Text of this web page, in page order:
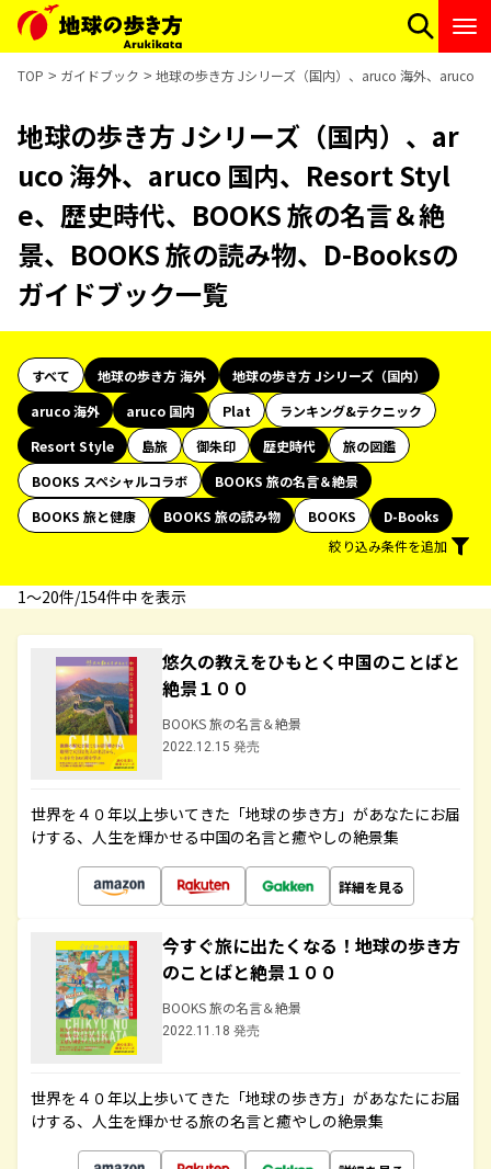
TOP ガイドブック 地球の歩き方 Jシリーズ（国内）、aruco 海外、aruco
地球の歩き方 Jシリーズ（国内）、ar
uco 海外、aruco 国内、Resort Styl
e、歴史時代、BOOKS 旅の名言＆絶
景、BOOKS 旅の読み物、D-Booksの
ガイドブック一覧
すべて 地球の歩き方 海外
地球の歩き方 Jシリーズ（国内）
aruco 海外
aruco 国内 Plat
ランキング&テクニック
Resort Style
島旅 御朱印 歴史時代
旅の図鑑
BOOKS スペシャルコラボ
BOOKS 旅の名言＆絶景
BOOKS 旅と健康
BOOKS 旅の読み物 BOOKS
D-Books
絞り込み条件を追加
1〜20件/154件中 を表示
悠久の教えをひもとく中国のことばと
絶景１００
BOOKS 旅の名言＆絶景
2022.12.15 発売
世界を４０年以上歩いてきた「地球の歩き方」があなたにお届
けする、人生を輝かせる中国の名言と癒やしの絶景集
詳細を見る
今すぐ旅に出たくなる！地球の歩き方
のことばと絶景１００
BOOKS 旅の名言＆絶景
2022.11.18 発売
世界を４０年以上歩いてきた「地球の歩き方」があなたにお届
けする、人生を輝かせる旅の名言と癒やしの絶景集